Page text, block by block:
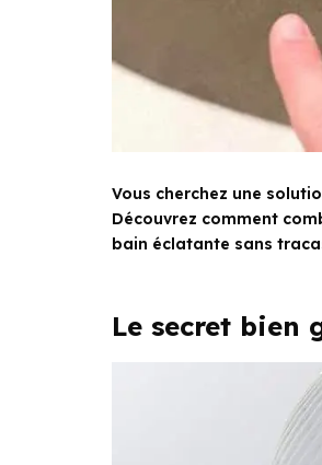
Vous cherchez une
Découvrez comment
bain éclatante sans
Le secret bien